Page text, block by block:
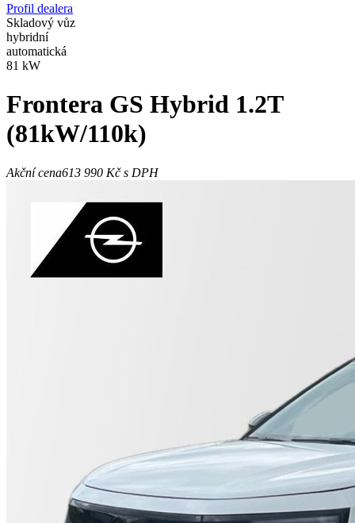
Profil dealera
Skladový vůz
hybridní
automatická
81 kW
Frontera GS Hybrid 1.2T
(81kW/110k)
Akční cena613 990 Kčs DPH